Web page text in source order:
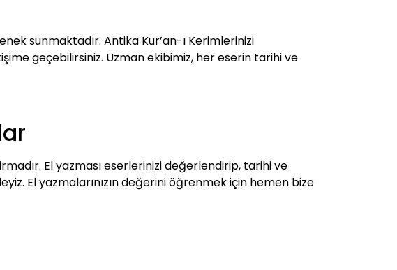
sunmaktadır. Antika Kur’an-ı Kerimlerinizi
geçebilirsiniz. Uzman ekibimiz, her eserin tarihi ve
El yazması eserlerinizi değerlendirip, tarihi ve
El yazmalarınızın değerini öğrenmek için hemen bize